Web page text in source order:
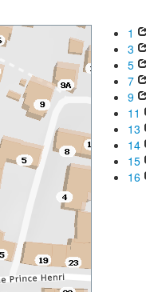
1
3
5
7
9
11
13
14
15
16